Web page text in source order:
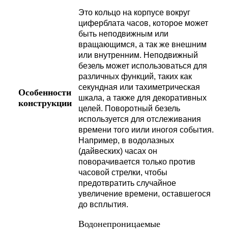
Особенности
конструкции
Это кольцо на корпусе вокруг
циферблата часов, которое может
быть неподвижным или
вращающимся, а так же внешним
или внутренним. Неподвижный
безель может использоваться для
различных функций, таких как
секундная или тахиметрическая
шкала, а также для декоративных
целей. Поворотный безель
используется для отслеживания
времени того иили иногоя события.
Например, в водолазных
(дайвеских) часах он
поворачивается только против
часовой стрелки, чтобы
предотвратить случайное
увеличение времени, оставшегося
до всплытия.
Водонепроницаемые